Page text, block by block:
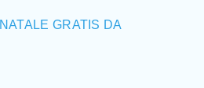
GRATIS DA